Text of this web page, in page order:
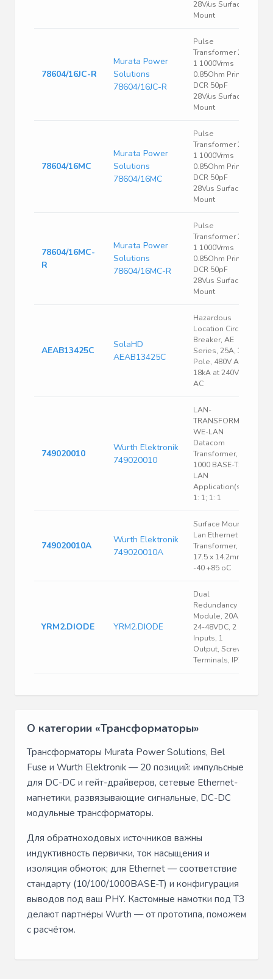
28V/us Surface
Mount
78604/16JC-R
Murata Power
Solutions
78604/16JC-R
Pulse
Transformer 2:
1 1000Vrms
0.85Ohm Prim.
DCR 50pF
28V/us Surface
Mount
78604/16MC
Murata Power
Solutions
78604/16MC
Pulse
Transformer 2:
1 1000Vrms
0.85Ohm Prim.
DCR 50pF
28Vus Surface
Mount
78604/16MC-
R
Murata Power
Solutions
78604/16MC-R
Pulse
Transformer 2:
1 1000Vrms
0.85Ohm Prim.
DCR 50pF
28Vus Surface
Mount
AEAB13425C
SolaHD
AEAB13425C
Hazardous
Location Circuit
Breaker, AE
Series, 25A, 3
Pole, 480V AC,
18kA at 240V
AC
749020010
Wurth Elektronik
749020010
LAN-
TRANSFORMER
WE-LAN
Datacom
Transformer,
1000 BASE-T;
LAN
Application(s),
1: 1; 1: 1
749020010A
Wurth Elektronik
749020010A
Surface Mount
Lan Ethernet
Transformer,
17.5 x 14.2mm,
-40 +85 oC
YRM2.DIODE YRM2.DIODE
Dual
Redundancy
Module, 20A,
24-48VDC, 2
Inputs, 1
Output, Screw
Terminals, IP20
О категории «Трансформаторы»
Трансформаторы Murata Power Solutions, Bel
Fuse и Wurth Elektronik — 20 позиций: импульсные
для DC-DC и гейт-драйверов, сетевые Ethernet-
магнетики, развязывающие сигнальные, DC-DC
модульные трансформаторы.
Для обратноходовых источников важны
индуктивность первички, ток насыщения и
изоляция обмоток; для Ethernet — соответствие
стандарту (10/100/1000BASE-T) и конфигурация
выводов под ваш PHY. Кастомные намотки под ТЗ
делают партнёры Wurth — от прототипа, поможем
с расчётом.